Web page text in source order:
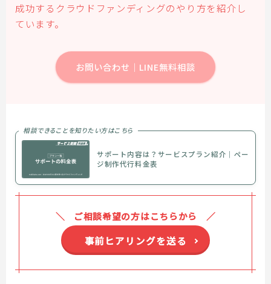
成功するクラウドファンディングのやり方を紹介し
ています。
お問い合わせ｜LINE無料相談
相談できることを知りたい方はこちら
サポート内容は？サービスプラン紹介｜ペー
ジ制作代行料金表
ご相談希望の方はこちらから
事前ヒアリングを送る